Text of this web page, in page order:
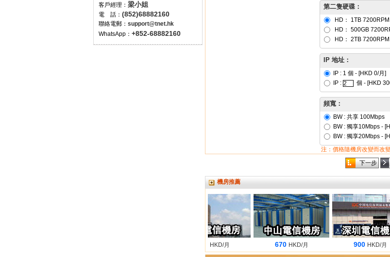
客戶經理： 梁小姐
電 話： (852)68882160
聯絡電郵： support@tnet.hk
WhatsApp： +852-68882160
第二隻硬碟：
HD： 1TB
HD： 500GB
HD： 2TB
IP 地址：
IP : 1 個 - [HKD 0/月]
IP :
個 - [HKD
頻寬：
BW : 共享 100Mbps
BW : 獨享10Mbps -
BW : 獨享20Mbps -
注：價格隨機房改變而改變
機房推薦
HKD/月 670HKD/月 900HKD/月